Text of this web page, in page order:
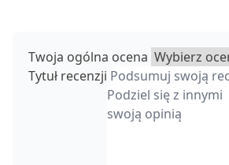
Twoja ogólna ocena
Tytuł recenzji